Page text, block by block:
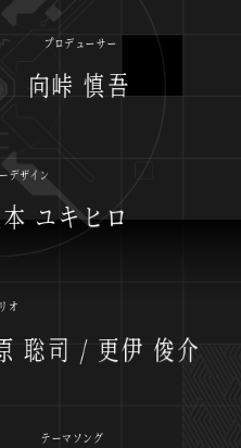
プロデューサー
向峠 慎吾
デザイン
ユキヒロ
オ
聡司 / 更伊 俊介
テーマソング